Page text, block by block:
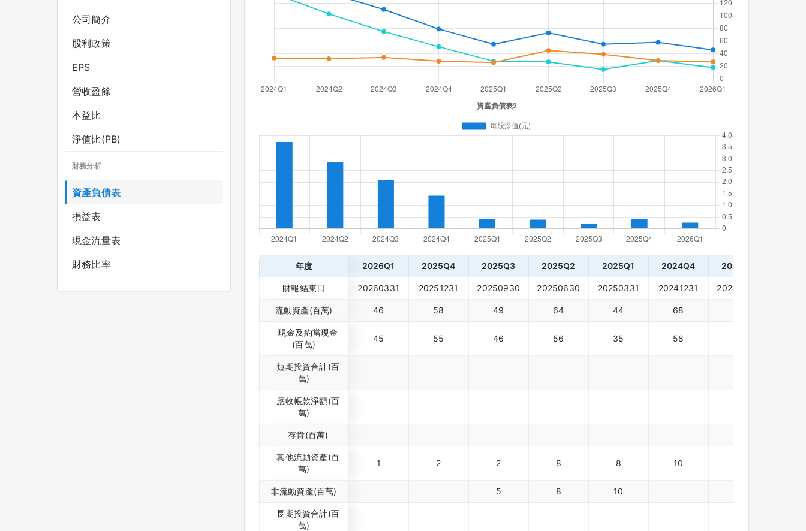
公司簡介
股利政策
EPS
營收盈餘
本益比
淨值比(PB)
財務分析
資產負債表
損益表
現金流量表
財務比率
年度 2026Q1 2025Q4 2025Q3 2025Q2 2025Q1 2024Q4 2024Q3
財報結束日 20260331 20251231 20250930 20250630 20250331 20241231 20240930
流動資產(百萬) 46 58 49 64 44 68
現金及約當現金
(百萬)
45 55 46 56 35 58
短期投資合計(百
萬)
應收帳款淨額(百
萬)
存貨(百萬)
其他流動資產(百
萬)
1 2 2 8 8 10
非流動資產(百萬) 5 8 10
長期投資合計(百
萬)